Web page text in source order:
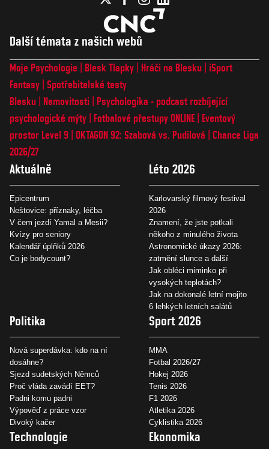
Další témata z našich webů
Moje Psychologie Blesk Tlapky Hráči na Blesku
iSport
Fantasy Spotřebitelské testy
Blesku
Nemovitosti
Psychologika - podcast rozbíjející
psychologické mýty
Fotbalové přestupy ONLINE
Eventový
prostor Level 9 OKTAGON 92: Szabová vs. Pudilová
Chance Liga
2026/27
Aktuálně
Epicentrum
Neštovice: příznaky, léčba
V čem jezdí Yamal a Mesii?
Kvízy pro seniory
Kalendář úplňků 2026
Co je bodycount?
Léto 2026
Karlovarský filmový festival
2026
Znamení, že jste potkali
někoho z minulého života
Astronomické úkazy 2026:
zatmění slunce a další
Jak obléci miminko při
vysokých teplotách?
Jak na dokonalé letní mojito
6 lehkých letních salátů
Politika
Nová superdávka: kdo na ní
dosáhne?
Sjezd sudetských Němců
Proč vláda zavádí EET?
Padni komu padni
Výpověď z práce vzor
Divoký kačer
Sport 2026
MMA
Fotbal 2026/27
Hokej 2026
Tenis 2026
F1 2026
Atletika 2026
Cyklistika 2026
Technologie Ekonomika